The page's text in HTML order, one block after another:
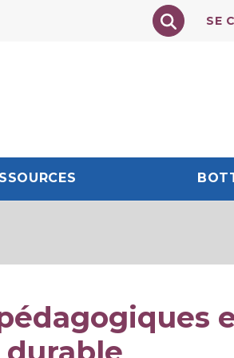
Texte àSE